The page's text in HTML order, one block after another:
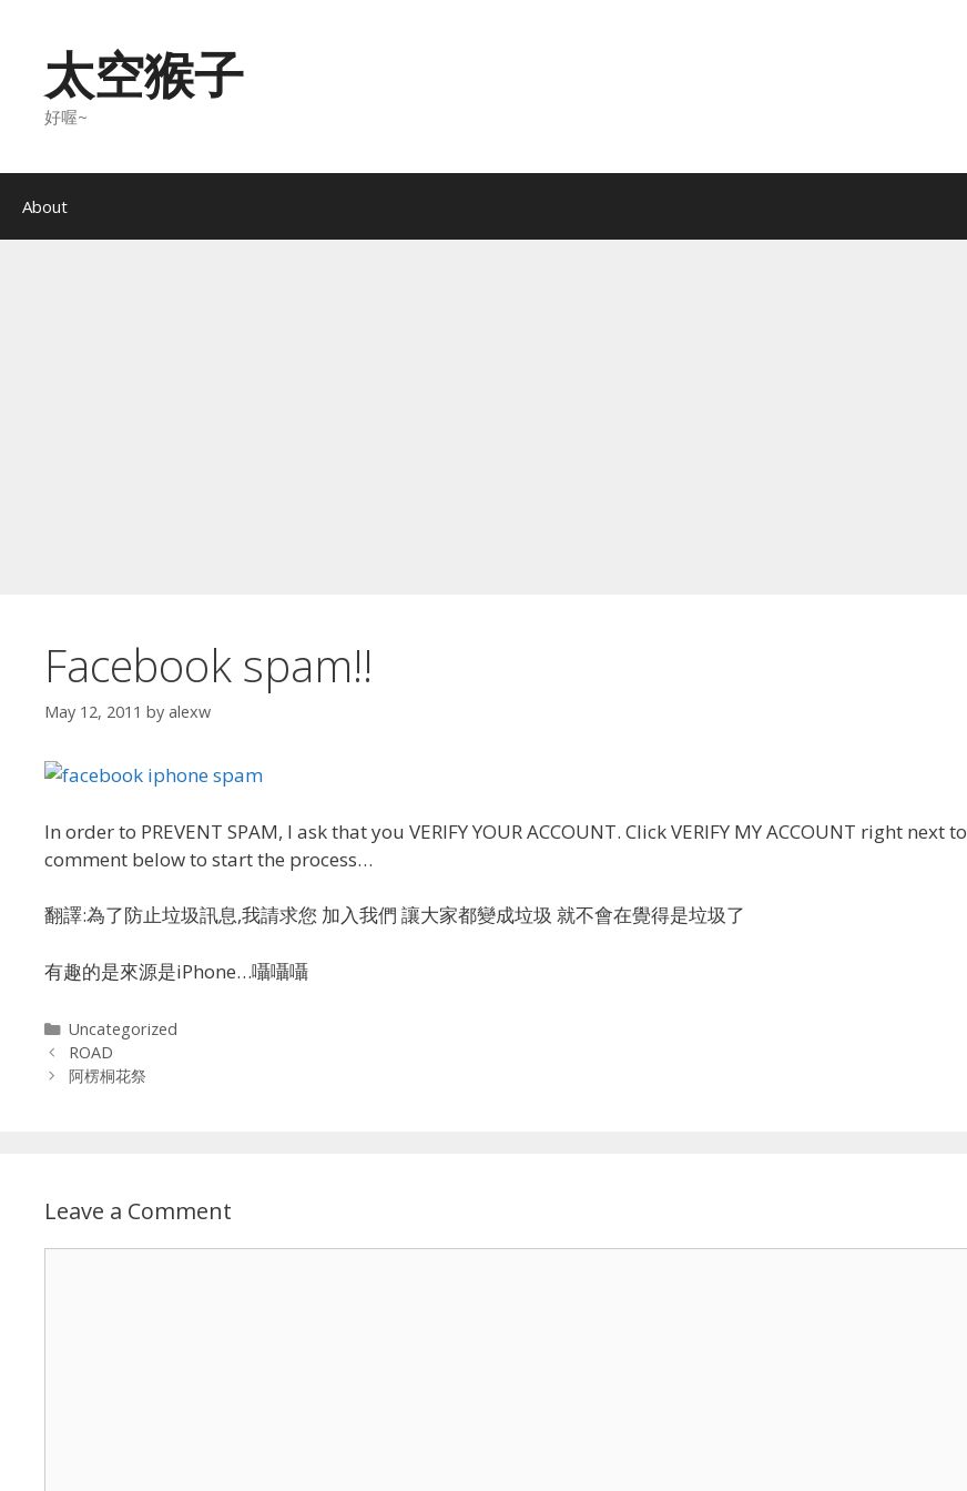
content太空猴子
好喔~
About
Facebook spam!!
May 12, 2011 by alexw
In order to PREVENT SPAM, I ask that you VERIFY YOUR ACCOUNT. Click VERIFY MY ACCOUNT right next to
comment below to start the process…
翻譯:為了防止垃圾訊息,我請求您 加入我們 讓大家都變成垃圾 就不會在覺得是垃圾了
有趣的是來源是iPhone…囁囁囁
Categories
Uncategorized
ROAD
阿楞桐花祭
Leave a Comment